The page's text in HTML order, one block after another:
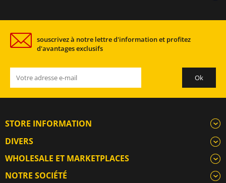
souscrivez à notre lettre d'information et profitez
d'avantages exclusifs
STORE INFORMATION
DIVERS
WHOLESALE ET MARKETPLACES
NOTRE SOCIÉTÉ